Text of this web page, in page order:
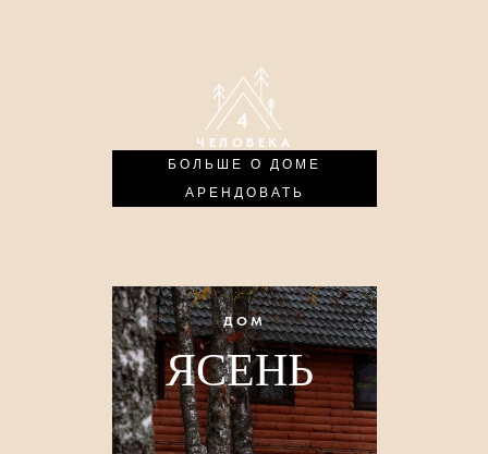
БОЛЬШЕ О ДОМЕ
АРЕНДОВАТЬ
4
ЧЕЛОВЕКА
ЯСЕНЬ
ДОМ